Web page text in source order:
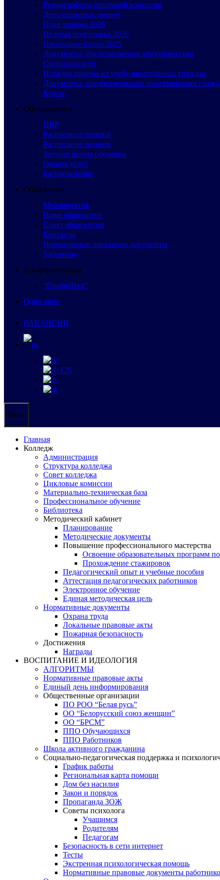
Режим работы приёмной комиссии
День открытых дверей
План приёма 2026
Целевая подготовка 2026
Проходные баллы 2025
Документы, представляемые абитуриентами
Специальности
Порядок приема на учебу иностранных граждан
Документы, предоставляемые иностранными
Курсы
Обучающимся
ПВР
Расписание занятий
Расписание звонков
Заочная форма обучения
Оплата услуг
Распределение
Общежитие
Мероприятия
Наше общежитие
Совет общежития
Контакты
Нормативные локальные документы
Заселение
Профориентация
“ПрофиТест”
Одно окно
ВАКАНСИИ
Меню
Главная
Колледж
Администрация
Структура колледжа
Совет колледжа
Цикловые комиссии
Материально-техническая база
Профессиональное обучение
Библиотека
Методический кабинет
Планирование
Методические документы
Повышение профессионального мастерства
Освоение образовательных программ
Прохождение стажировок
Педагогический опыт и учебные пособия
Аттестация педагогических работников
Электронное обучение
Единая методическая цель
Нормативные документы
Охрана труда
Локальные правовые акты
Пожарная безопасность
Достижения
Награды
ВОСПИТАНИЕ И ИДЕОЛОГИЯ
АЛГОРИТМЫ
Нормативные правовые акты
Единый день информирования
Общественные организации
ПО РОО “Белая русь”
ОО “Белорусский союз женщин”
ОО “БРСМ”
ППО Обучающихся
ППО Работников
Школа активного гражданина
Социально-педагогическая поддержка и
График работы
Региональная карта помощи
Дом без насилия
Закон и порядок
Пропаганда ЗОЖ
Советы психолога
Учащимся
Родителям
Педагогам
Безопасность в сети интернет
Тесты
Экстренная психологическая помощь
Нормативные правовые документы